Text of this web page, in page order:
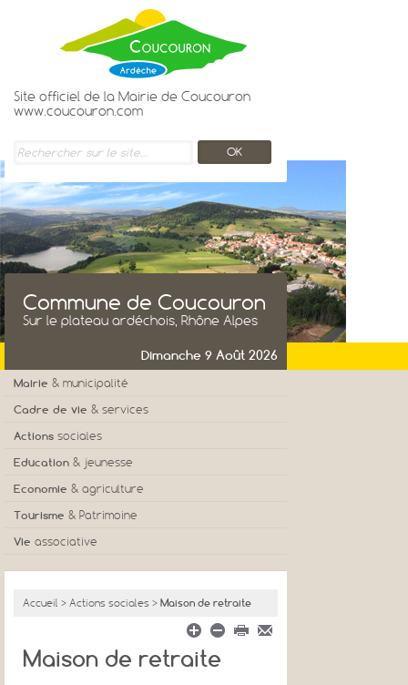
Commune de Coucouron
Sur le plateau ardéchois, Rhône Alpes
Dimanche 9 Août 2026
Mairie & municipalité
Les élus
Conseils municipaux
Finances communales
Communauté de communes
Cadre de vie & services
Urbanisme
Logement / Lotissements
Déchetterie & ordures ménagères
Centre de secours
Actions sociales
CCAS
ADMR
Maison de retraite
Education & jeunesse
Micro-crèche
Ecoles
Centre aéré
Economie & agriculture
Commerces, artisans et entreprises
Zone d'activité
Tourisme & Patrimoine
Hébergements
Gite de groupes
Patrimoine
Vie associative
Associations sportives
Accueil > Actions sociales > Maison de retraite
Maison de retraite
Site officiel de la Mairie de Coucouron
www.coucouron.com